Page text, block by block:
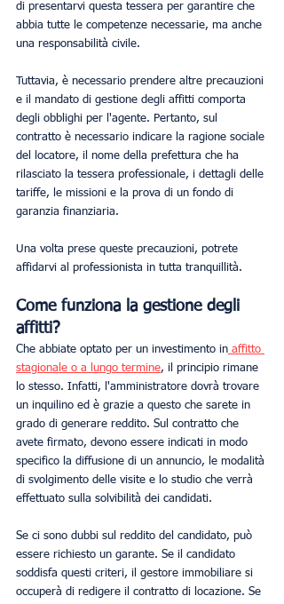
di presentarvi questa tessera per garantire che
abbia tutte le competenze necessarie, ma anche
una responsabilità civile.
Tuttavia, è necessario prendere altre precauzioni
e il mandato di gestione degli affitti comporta
degli obblighi per l'agente. Pertanto, sul
contratto è necessario indicare la ragione sociale
del locatore, il nome della prefettura che ha
rilasciato la tessera professionale, i dettagli delle
tariffe, le missioni e la prova di un fondo di
garanzia finanziaria.
Una volta prese queste precauzioni, potrete
affidarvi al professionista in tutta tranquillità.
Come funziona la gestione degli
affitti?
Che abbiate optato per un investimento in affitto
stagionale o a lungo termine, il principio rimane
lo stesso. Infatti, l'amministratore dovrà trovare
un inquilino ed è grazie a questo che sarete in
grado di generare reddito. Sul contratto che
avete firmato, devono essere indicati in modo
specifico la diffusione di un annuncio, le modalità
di svolgimento delle visite e lo studio che verrà
effettuato sulla solvibilità dei candidati.
Se ci sono dubbi sul reddito del candidato, può
essere richiesto un garante. Se il candidato
soddisfa questi criteri, il gestore immobiliare si
occuperà di redigere il contratto di locazione. Se